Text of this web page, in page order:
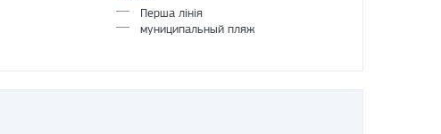
Перша лінія
муниципальный пляж